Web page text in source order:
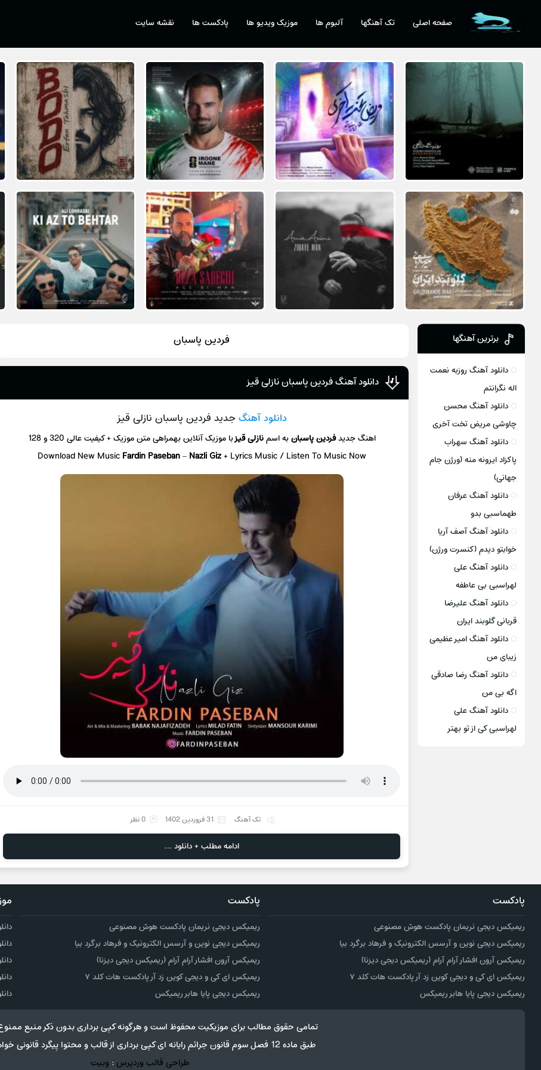
صفحه اصلی تک آهنگها آلبوم ها موزیک ویدیو ها پادکست ها نقشه سایت
فردین پاسبان
دانلود آهنگ فردین پاسبان نازلی قیز
دانلود آهنگجدید فردین پاسبان نازلی قیز
اهنگ جدیدفردین پاسبانبه اسمنازلی قیزبا موزیک آنلاینبهمراهی متن موزیک + کیفیت عالی 320 و 128
Download New Music Fardin Paseban–Nazli Giz+ Lyrics Music / Listen To Music Now
تک آهنگ 31 فروردین 1402 0 نظر
ادامه مطلب + دانلود ...
برترین آهنگها
دانلود آهنگ روزبه نعمت
اله نگرانتم
دانلود آهنگ محسن
چاوشی مریض تخت آخری
دانلود آهنگ سهراب
پاکزاد ایرونه منه (ورژن جام
جهانی)
دانلود آهنگ عرفان
طهماسبی بدو
دانلود آهنگ آصف آریا
خوابتو دیدم (کنسرت ورژن)
دانلود آهنگ علی
لهراسبی بی عاطفه
دانلود آهنگ علیرضا
قربانی گلوبند ایران
دانلود آهنگ امیر عظیمی
زیبای من
دانلود آهنگ رضا صادقی
اگه بی من
دانلود آهنگ علی
لهراسبی کی از تو ‌بهتر
پادکست
ریمیکس دیجی نریمان پادکست هوش مصنوعی
ریمیکس دیجی نوین و آرسس الکترونیک و فرهاد برگرد بیا
ریمیکس آرون افشار آرام آرام (ریمیکس دیجی دیزنا)
ریمیکس ای کی و دیجی کوین زد آر پادکست هات کلد ۷
ریمیکس دیجی پایا هابر ریمیکس
پادکست
ریمیکس دیجی نریمان پادکست هوش مصنوعی
ریمیکس دیجی نوین و آرسس الکترونیک و فرهاد برگرد بیا
ریمیکس آرون افشار آرام آرام (ریمیکس دیجی دیزنا)
ریمیکس ای کی و دیجی کوین زد آر پادکست هات کلد ۷
ریمیکس دیجی پایا هابر ریمیکس
تمامی حقوق مطالب برای موزیکیت محفوظ است و هرگونه کپی برداری بدون ذکر منبع
طبق ماده 12 فصل سوم قانون جرائم رایانه ای کپی برداری از قالب و محتوا پیگرد قانونی خواهد داشت.
طراحی قالب وردپرس: وبیت